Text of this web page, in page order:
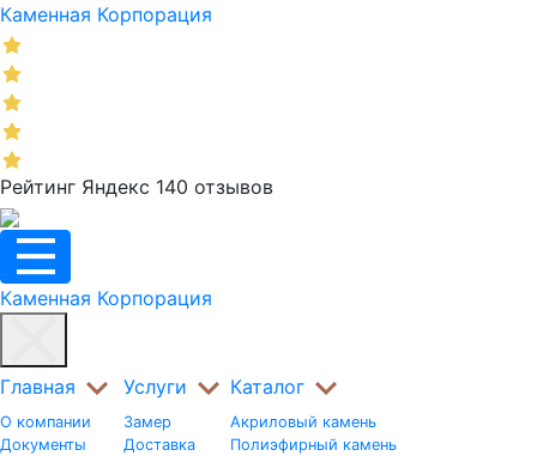
Каменная Корпорация
Рейтинг Яндекс 140 отзывов
Каменная Корпорация
Главная
О компании
Документы
Услуги
Замер
Доставка
Каталог
Акриловый камень
Полиэфирный камень